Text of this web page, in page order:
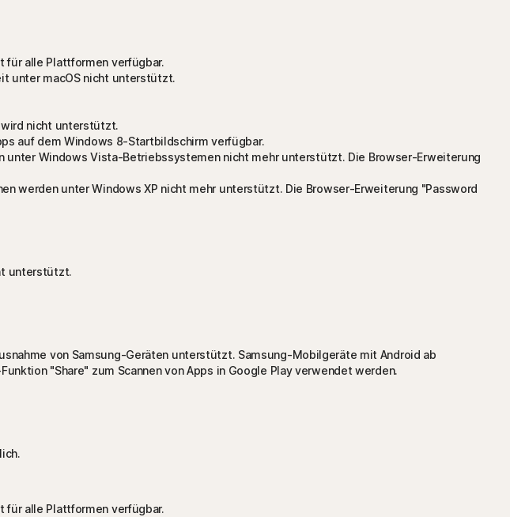
für alle Plattformen verfügbar.
unter macOS nicht unterstützt.
wird nicht unterstützt.
auf dem Windows 8-Startbildschirm verfügbar.
unter Windows Vista-Betriebssystemen nicht mehr unterstützt. Die Browser-Erweiterung
werden unter Windows XP nicht mehr unterstützt. Die Browser-Erweiterung "Password
unterstützt.
von Samsung-Geräten unterstützt. Samsung-Mobilgeräte mit Android ab
"Share" zum Scannen von Apps in Google Play verwendet werden.
für alle Plattformen verfügbar.